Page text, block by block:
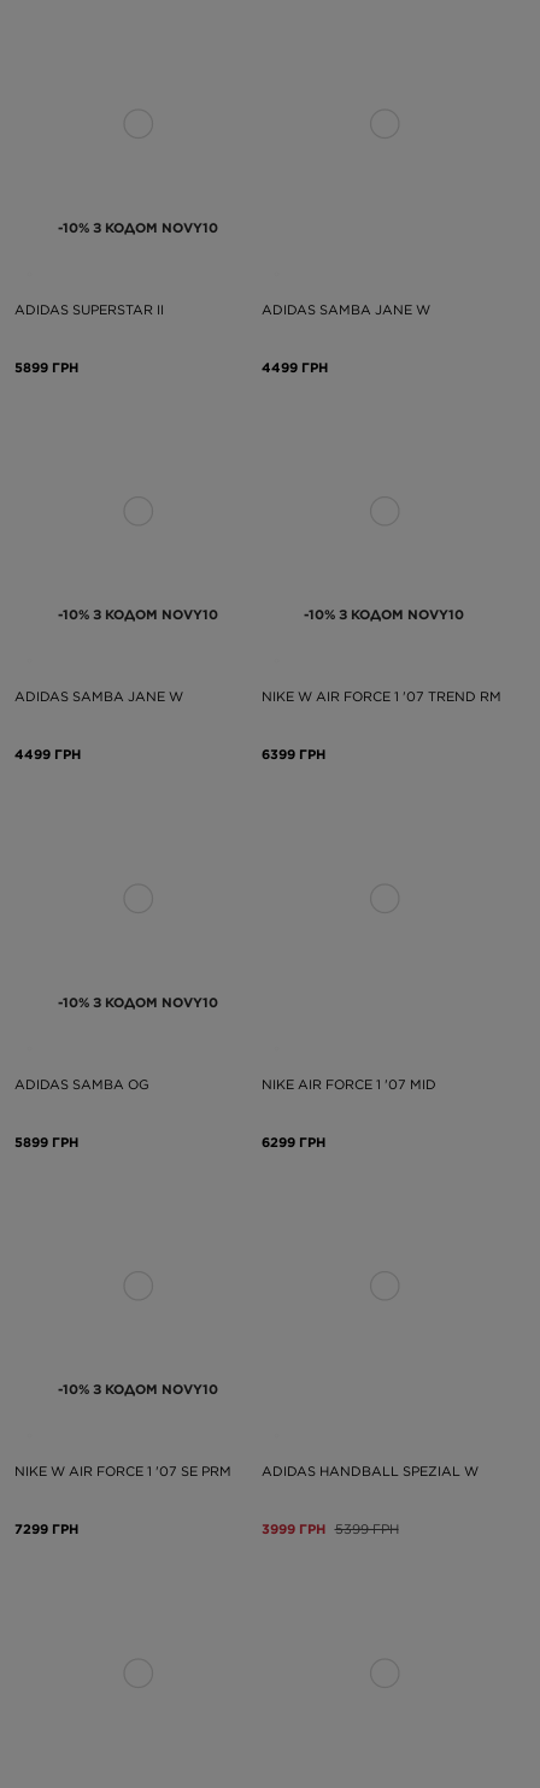
-10% З КОДОМ NOVY10
ADIDAS SUPERSTAR II
5899 ГРН
ADIDAS SAMBA JANE W
4499 ГРН
-10% З КОДОМ NOVY10
ADIDAS SAMBA JANE W
4499 ГРН
-10% З КОДОМ NOVY10
NIKE W AIR FORCE 1 '07 TREND RM
6399 ГРН
-10% З КОДОМ NOVY10
ADIDAS SAMBA OG
5899 ГРН
NIKE AIR FORCE 1 '07 MID
6299 ГРН
-10% З КОДОМ NOVY10
NIKE W AIR FORCE 1 '07 SE PRM
7299 ГРН
ADIDAS HANDBALL SPEZIAL W
3999 ГРН 5399 ГРН